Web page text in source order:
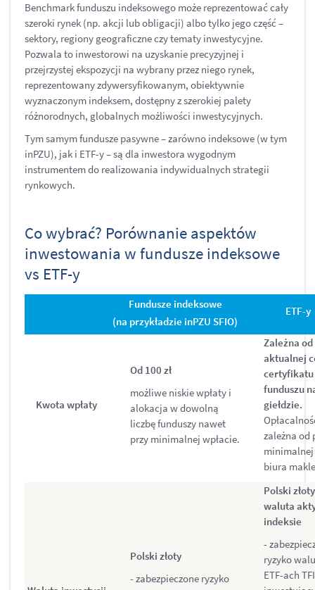
Benchmark funduszu indeksowego może reprezentować cały
szeroki rynek (np. akcji lub obligacji) albo tylko jego część –
sektory, regiony geograficzne czy tematy inwestycyjne.
Pozwala to inwestorowi na uzyskanie precyzyjnej i
przejrzystej ekspozycji na wybrany przez niego rynek,
reprezentowany zdywersyfikowanym, obiektywnie
wyznaczonym indeksem, dostępny z szerokiej palety
różnorodnych, globalnych możliwości inwestycyjnych.
Tym samym fundusze pasywne – zarówno indeksowe (w tym
inPZU), jak i ETF-y – są dla inwestora wygodnym
instrumentem do realizowania indywidualnych strategii
rynkowych.
Co wybrać? Porównanie aspektów
inwestowania w fundusze indeksowe
vs ETF-y
Fundusze indeksowe
(na przykładzie inPZU SFIO)
ETF-y
Kwota wpłaty
Od 100 zł
możliwe niskie wpłaty i
alokacja w dowolną
liczbę funduszy nawet
przy minimalnej wpłacie.
Zależna od
aktualnej
certyfikatu
funduszu
giełdzie.
zależna od
biura
Polski złoty
- zabezpieczone ryzyko
Polski
waluta
indeksie
-
ryzyko
ETF-ach